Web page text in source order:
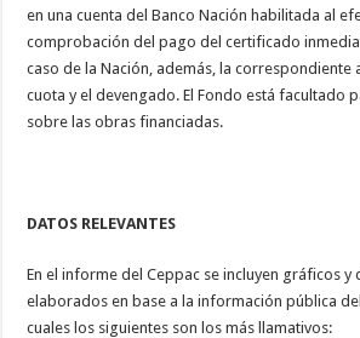
en una cuenta del Banco Nación habilitada al
comprobación del pago del certificado
caso de la Nación, además, la correspondiente
cuota y el devengado. El Fondo está facultado
sobre las obras financiadas.
DATOS RELEVANTES
En el informe del Ceppac se incluyen gráficos y
elaborados en base a la información pública del
cuales los siguientes son los más llamativos: